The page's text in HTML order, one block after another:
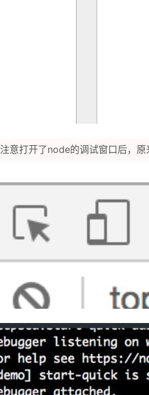
注意打开了node的调试窗口后，